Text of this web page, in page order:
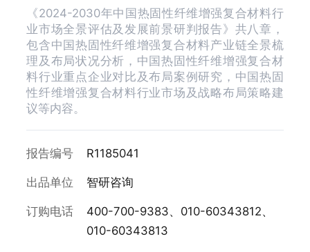
《2024-2030年中国热固性纤维增强复合材料行
业市场全景评估及发展前景研判报告》共八章，
包含中国热固性纤维增强复合材料产业链全景梳
理及布局状况分析，中国热固性纤维增强复合材
料行业重点企业对比及布局案例研究，中国热固
性纤维增强复合材料行业市场及战略布局策略建
议等内容。
报告编号 R1185041
出品单位 智研咨询
订购电话
400-700-9383、010-60343812、
010-60343813